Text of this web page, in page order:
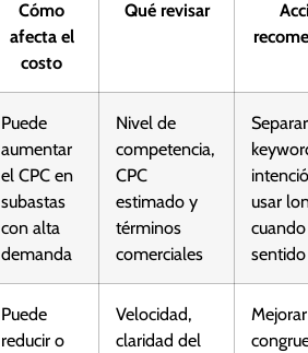
Cómo
afecta el
costo
Qué revisar
Puede
aumentar
el CPC en
subastas
con alta
demanda
Nivel de
competencia,
CPC
estimado y
términos
comerciales
Separar
usar
sentido
Puede
reducir o
Velocidad,
claridad del